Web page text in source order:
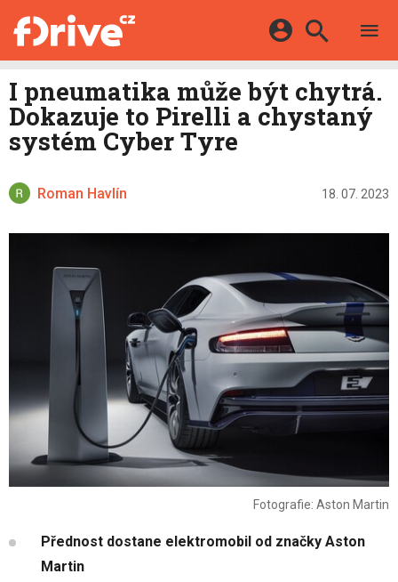
KATALOG
MAPA STANIC
VIDEA
DALŠÍ
HYBRIDY
E-MOTORSPORT
OSTATNÍ
Facebook Google
I pneumatika může být chytrá.
Dokazuje to Pirelli a chystaný
systém Cyber Tyre
Roman Havlín 18. 07. 2023
Fotografie: Aston Martin
Přednost dostane elektromobil od značky Aston
Martin